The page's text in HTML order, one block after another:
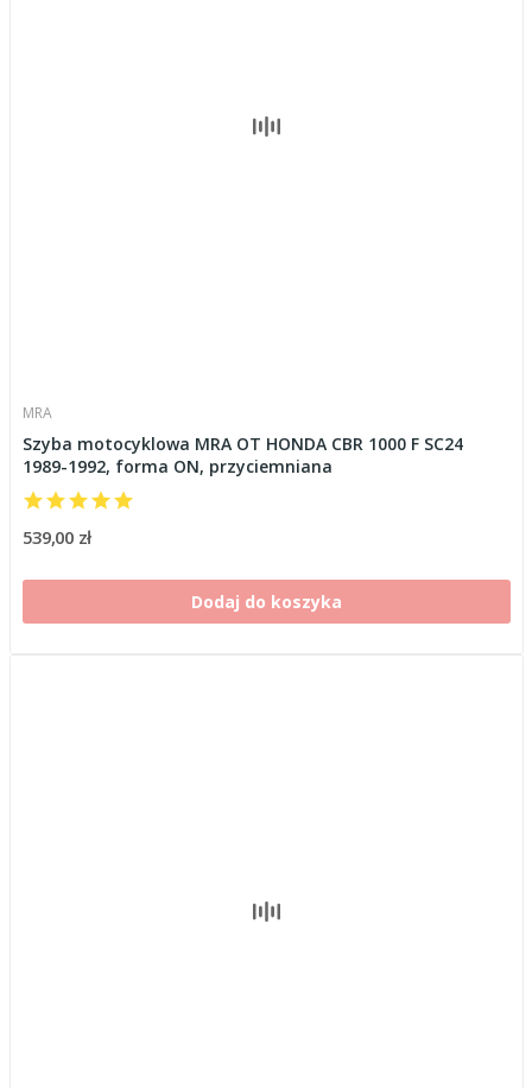
MRA
Szyba motocyklowa MRA OT HONDA CBR 1000 F SC24
1989-1992, forma ON, przyciemniana
539,00 zł
Dodaj do koszyka